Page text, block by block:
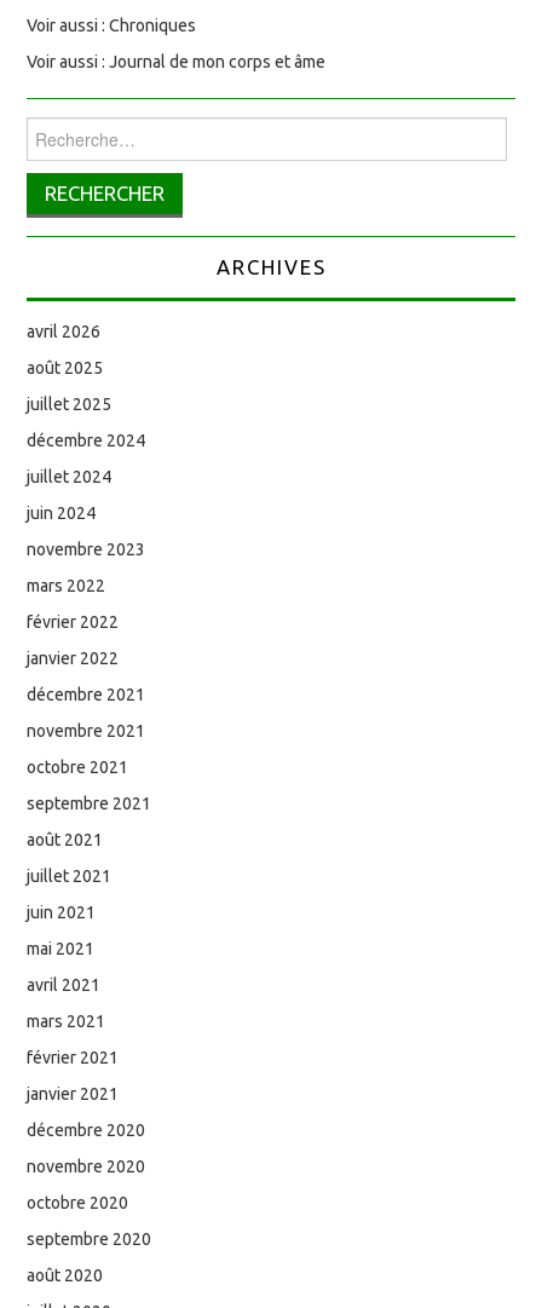
Voir aussi : Chroniques
Voir aussi : Journal de mon corps et âme
Rechercher :
ARCHIVES
avril 2026
août 2025
juillet 2025
décembre 2024
juillet 2024
juin 2024
novembre 2023
mars 2022
février 2022
janvier 2022
décembre 2021
novembre 2021
octobre 2021
septembre 2021
août 2021
juillet 2021
juin 2021
mai 2021
avril 2021
mars 2021
février 2021
janvier 2021
décembre 2020
novembre 2020
octobre 2020
septembre 2020
août 2020